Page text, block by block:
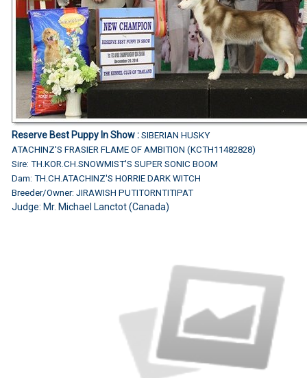
Reserve Best Puppy In Show : SIBERIAN HUSKY
ATACHINZ'S FRASIER FLAME OF AMBITION (KCTH11482828)
Sire: TH.KOR.CH.SNOWMIST'S SUPER SONIC BOOM
Dam: TH.CH.ATACHINZ'S HORRIE DARK WITCH
Breeder/Owner: JIRAWISH PUTITORNTITIPAT
Judge: Mr. Michael Lanctot (Canada)